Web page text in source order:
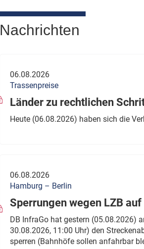
SPNV-Marktdaten
Politik
wen?
Thema des Monats
Dossier: Generalsanierung
Dossier: ETCS
Dossier:
Nachrichten
06.08.2026
Trassenpreise
Länder zu rechtlichen
Heute (06.08.2026) haben sich die
06.08.2026
Hamburg – Berlin
Sperrungen wegen LZB
DB InfraGo hat gestern (05.08.2026)
30.08.2026, 11:00 Uhr) den
sperren (Bahnhöfe sollen anfahrbar